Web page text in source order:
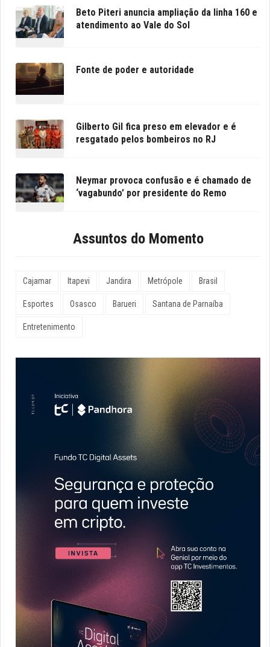
Beto Piteri anuncia ampliação da linha 160 e
atendimento ao Vale do Sol
Fonte de poder e autoridade
Gilberto Gil fica preso em elevador e é
resgatado pelos bombeiros no RJ
Neymar provoca confusão e é chamado de
‘vagabundo’ por presidente do Remo
Assuntos do Momento
Cajamar Itapevi Jandira Metrópole Brasil
Esportes Osasco Barueri Santana de Parnaíba
Entretenimento